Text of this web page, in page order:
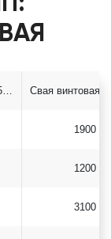
Свая винтовая 73/250*2500
1900
1200
3100